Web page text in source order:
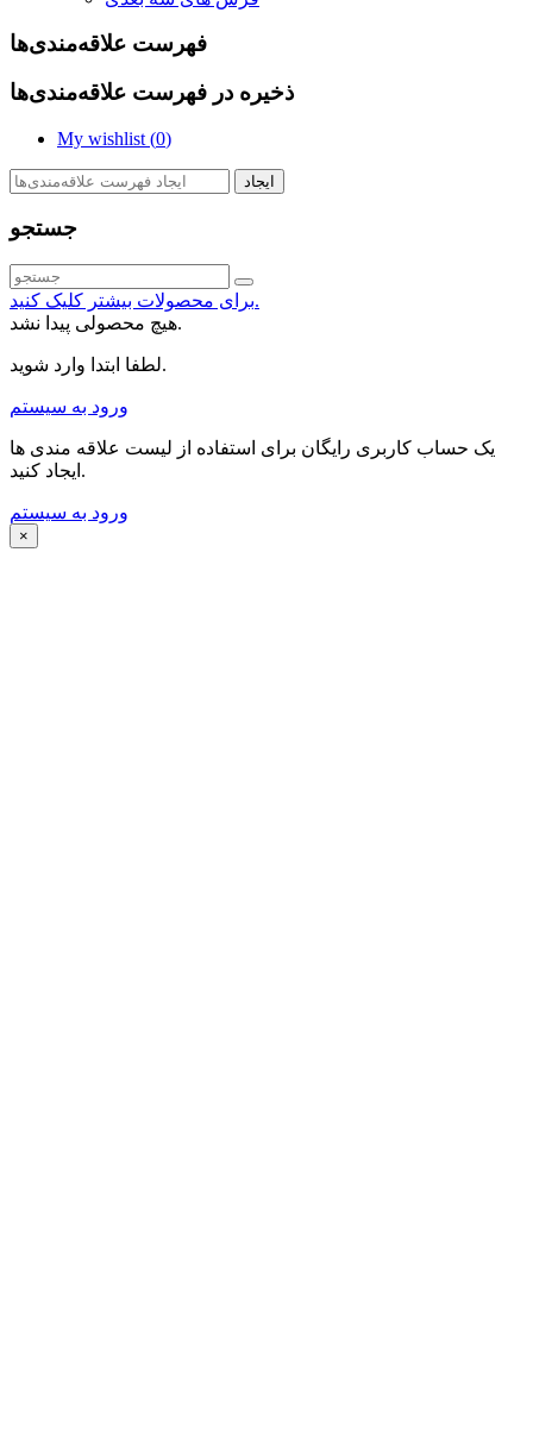
فهرست علاقه‌مندی‌ها
ذخیره در فهرست علاقه‌مندی‌ها
My wishlist (0)
ایجاد
جستجو
برای محصولات بیشتر کلیک کنید.
هیچ محصولی پیدا نشد.
لطفا ابتدا وارد شوید.
ورود به سیستم
یک حساب کاربری رایگان برای استفاده از لیست علاقه مندی ها
ایجاد کنید.
ورود به سیستم
×